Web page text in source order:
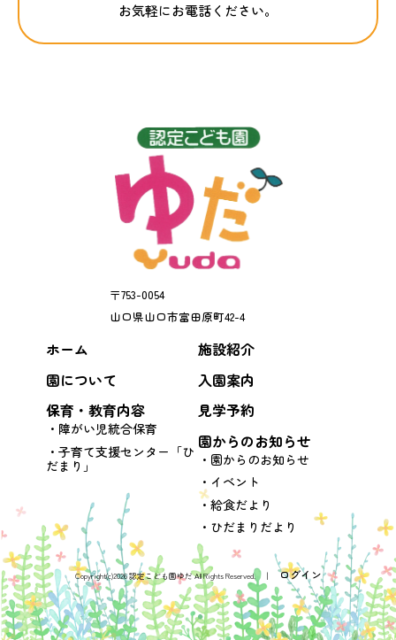
お気軽にお電話ください。
〒753-0054
山口県山口市富田原町42-4
ホーム
園について
保育・教育内容
障がい児統合保育
子育て支援センター「ひ
だまり」
施設紹介
入園案内
見学予約
園からのお知らせ
園からのお知らせ
イベント
給食だより
ひだまりだより
Copyright(c)2026 認定こども園ゆだ All Rights Reserved. │ログイン